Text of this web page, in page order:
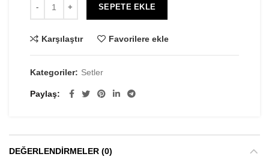
SEPETE EKLE
Karşılaştır Favorilere ekle
Kategoriler: Setler
Paylaş
DEĞERLENDIRMELER (0)